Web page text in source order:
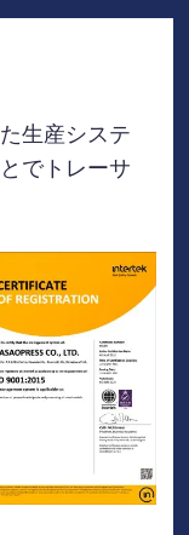
生産システ
でトレーサ